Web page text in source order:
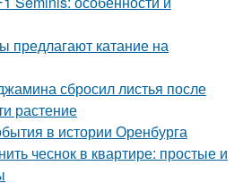
предлагают катание на
сбросил листья после
растение
в истории Оренбурга
чеснок в квартире: простые и